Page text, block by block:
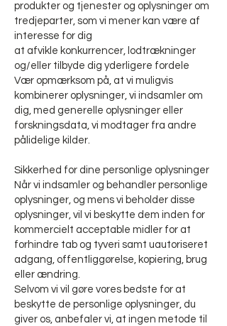
produkter og tjenester og oplysninger om
tredjeparter, som vi mener kan være af
interesse for dig
at afvikle konkurrencer, lodtrækninger
og/eller tilbyde dig yderligere fordele
Vær opmærksom på, at vi muligvis
kombinerer oplysninger, vi indsamler om
dig, med generelle oplysninger eller
forskningsdata, vi modtager fra andre
pålidelige kilder.
Sikkerhed for dine personlige oplysninger
Når vi indsamler og behandler personlige
oplysninger, og mens vi beholder disse
oplysninger, vil vi beskytte dem inden for
kommercielt acceptable midler for at
forhindre tab og tyveri samt uautoriseret
adgang, offentliggørelse, kopiering, brug
eller ændring.
Selvom vi vil gøre vores bedste for at
beskytte de personlige oplysninger, du
giver os, anbefaler vi, at ingen metode til